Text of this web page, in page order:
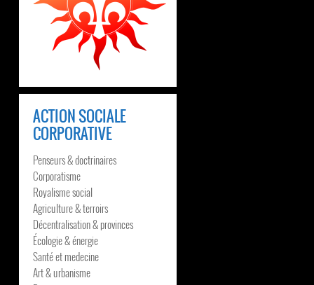
ACTION SOCIALE
CORPORATIVE
Penseurs & doctrinaires
Corporatisme
Royalisme social
Agriculture & terroirs
Décentralisation & provinces
Écologie & énergie
Santé et medecine
Art & urbanisme